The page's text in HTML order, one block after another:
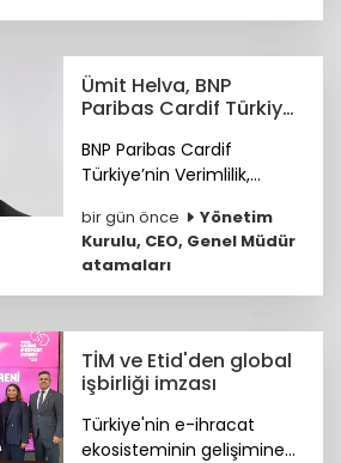
Ümit Helva, BNP
Paribas Cardif Türkiye
BNP Paribas Cardif
Türkiye’nin Verimlilik,
Operasyondan Sorumlu
Genel Müdür Yardımcılığı
görevine Ümit Helva
atandı.
bir gün önce
Yönetim
Kurulu, CEO, Genel Müdür
atamaları
TİM ve Etid'den global
işbirliği imzası
Türkiye'nin e-ihracat
ekosisteminin gelişimine